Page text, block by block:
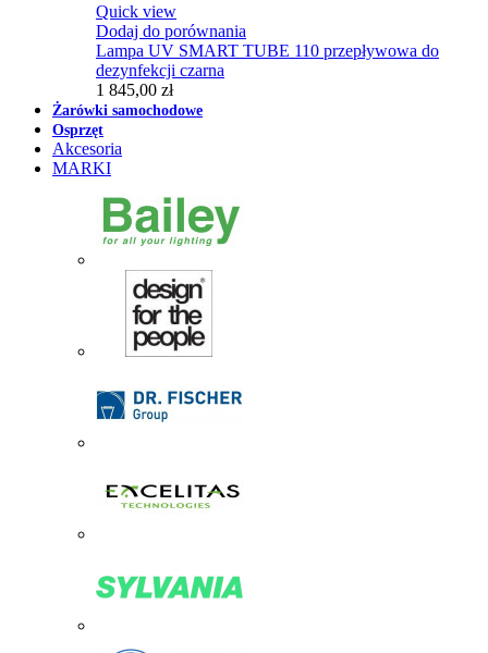
Quick view
Dodaj do porównania
Lampa UV SMART TUBE 110 przepływowa do
dezynfekcji czarna
1 845,00 zł
Żarówki samochodowe
Osprzęt
Akcesoria
MARKI